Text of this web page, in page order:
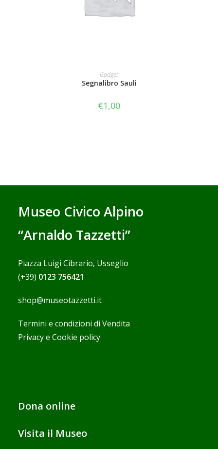
AGGIUNGI AL CARRELLO
Gadget
Segnalibro Sauli
€1,00
Museo Civico Alpino
“Arnaldo Tazzetti”
Piazza Luigi Cibrario, Usseglio
(+39) 0123 756421
shop@museotazzetti.it
Termini e condizioni di Vendita
Privacy e Cookie policy
Dona online
Visita il Museo